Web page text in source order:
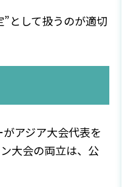
として扱うのが適切
アジア大会代表を
大会の両立は、公